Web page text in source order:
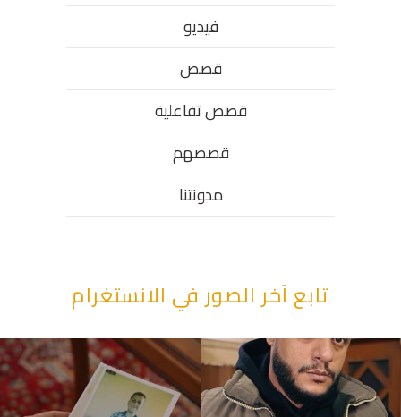
فيديو
قصص
قصص تفاعلية
قصصهم
مدونتنا
تابع آخر الصور في الانستغرام
“وقت بيمرق العيد.. ببكي.” ف